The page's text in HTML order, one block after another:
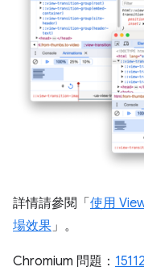
詳情請參閱「 使用
場效果」。
Chromium 問題：